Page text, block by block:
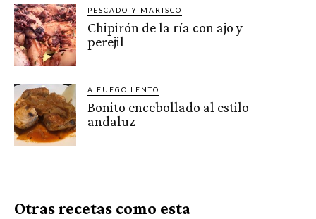
PESCADO Y MARISCO
Chipirón de la ría con ajo y
perejil
A FUEGO LENTO
Bonito encebollado al estilo
andaluz
Otras recetas como esta